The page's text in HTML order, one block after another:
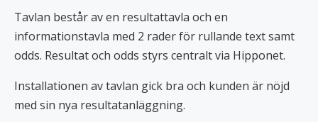
Tavlan består av en resultattavla och en
informationstavla med 2 rader för rullande text samt
odds. Resultat och odds styrs centralt via Hipponet.
Installationen av tavlan gick bra och kunden är nöjd
med sin nya resultatanläggning.